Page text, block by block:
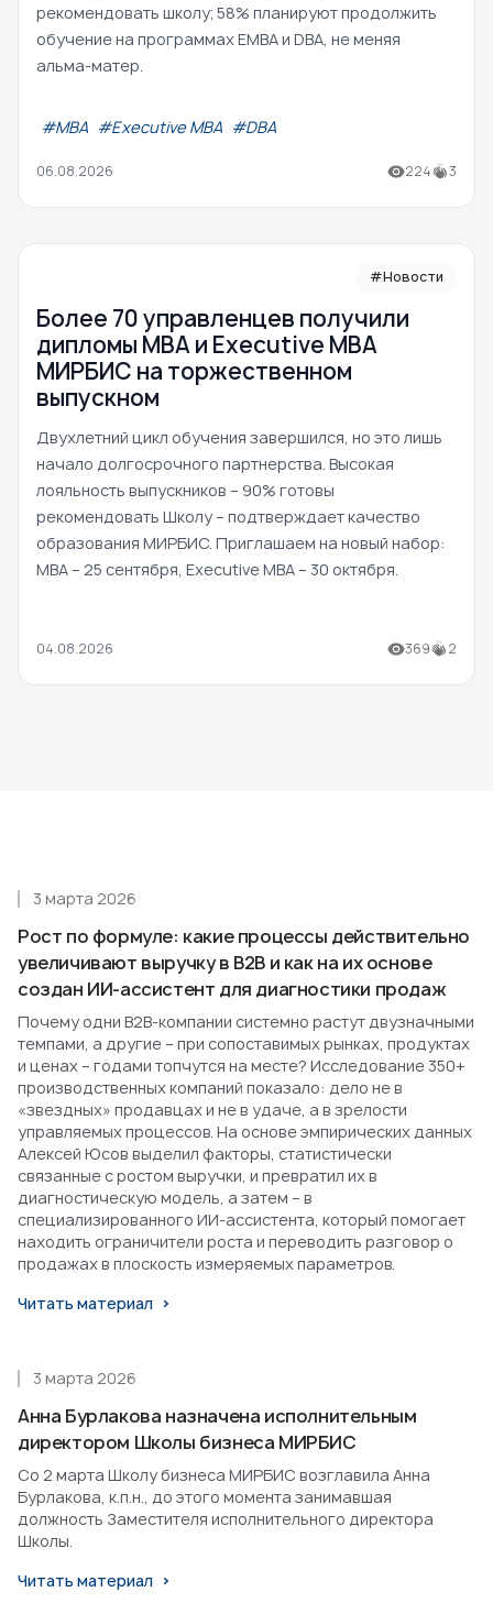
рекомендовать школу; 58% планируют продолжить
обучение на программах EMBA и DBA, не меняя
альма-матер.
#МВА #Executive MBA #DBA
06.08.2026 224 3
#Новости
Более 70 управленцев получили
дипломы MBA и Executive MBA
МИРБИС на торжественном
выпускном
Двухлетний цикл обучения завершился, но это лишь
начало долгосрочного партнерства. Высокая
лояльность выпускников – 90% готовы
рекомендовать Школу – подтверждает качество
образования МИРБИС. Приглашаем на новый набор:
MBA – 25 сентября, Executive MBA – 30 октября.
04.08.2026 369 2
Рост по формуле: какие процессы действительно
увеличивают выручку в B2B и как на их основе
создан ИИ-ассистент для диагностики продаж
3 марта 2026
Почему одни B2B-компании системно растут двузначными
темпами, а другие – при сопоставимых рынках, продуктах
и ценах – годами топчутся на месте? Исследование 350+
производственных компаний показало: дело не в
«звездных» продавцах и не в удаче, а в зрелости
управляемых процессов. На основе эмпирических данных
Алексей Юсов выделил факторы, статистически
связанные с ростом выручки, и превратил их в
диагностическую модель, а затем – в
специализированного ИИ-ассистента, который помогает
находить ограничители роста и переводить разговор о
продажах в плоскость измеряемых параметров.
Читать материал
Анна Бурлакова назначена исполнительным
директором Школы бизнеса МИРБИС
3 марта 2026
Со 2 марта Школу бизнеса МИРБИС возглавила Анна
Бурлакова, к.п.н., до этого момента занимавшая
должность Заместителя исполнительного директора
Школы.
Читать материал